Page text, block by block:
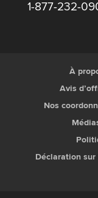
1-877-232-
À
Avis
Nos
Déclaration